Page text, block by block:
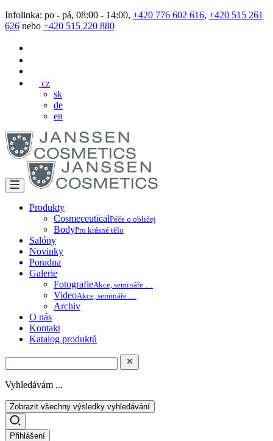
Infolinka: po - pá, 08:00 - 14:00, +420 776 602 616, +420 515 261
626 nebo +420 515 220 880
cz
sk
de
en
Produkty
CosmeceuticalPéče o obličej
BodyPro krásné tělo
Salóny
Novinky
Poradna
Galerie
FotografieAkce, semináře …
VideoAkce, semináře …
Archiv
O nás
Kontakt
Katalog produktů
Vyhledávám ...
Zobrazit všechny výsledky vyhledávání
Přihlášení